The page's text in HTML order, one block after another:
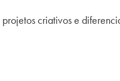
criativos e